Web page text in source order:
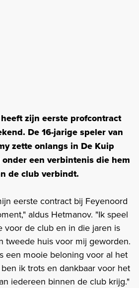
zijn eerste profcontract
De 16-jarige speler van
zette onlangs in De Kuip
een verbintenis die hem
de club verbindt.
eerste contract bij Feyenoord
aldus Hetmanov. "Ik speel
voor de club en in die jaren is
tweede huis voor mij geworden.
een mooie beloning voor al het
ik trots en dankbaar voor het
iedereen binnen de club krijg."